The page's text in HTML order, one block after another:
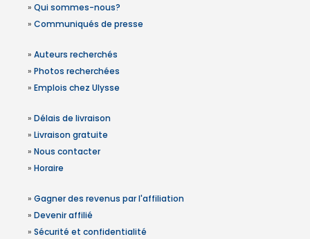
» Qui sommes-nous?
» Communiqués de presse
» Auteurs recherchés
» Photos recherchées
» Emplois chez Ulysse
» Délais de livraison
» Livraison gratuite
» Nous contacter
» Horaire
» Gagner des revenus par l'affiliation
» Devenir affilié
» Sécurité et confidentialité